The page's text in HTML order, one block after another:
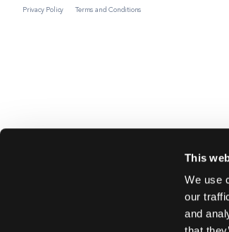
This
We use
our
and
Privacy Policy Terms and Conditions